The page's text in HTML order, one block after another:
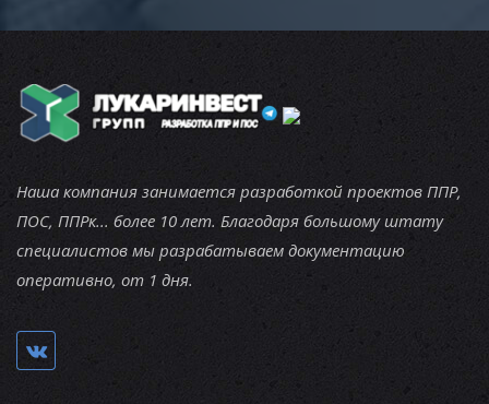
Наша компания занимается разработкой проектов ППР,
ПОС, ППРк... более 10 лет. Благодаря большому штату
специалистов мы разрабатываем документацию
оперативно, от 1 дня.